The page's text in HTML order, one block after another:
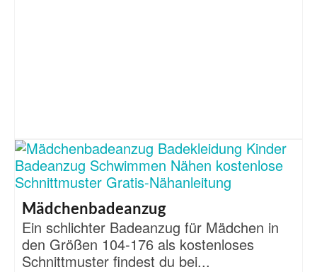
Mädchenbadeanzug
Ein schlichter Badeanzug für Mädchen in
den Größen 104-176 als kostenloses
Schnittmuster findest du bei...